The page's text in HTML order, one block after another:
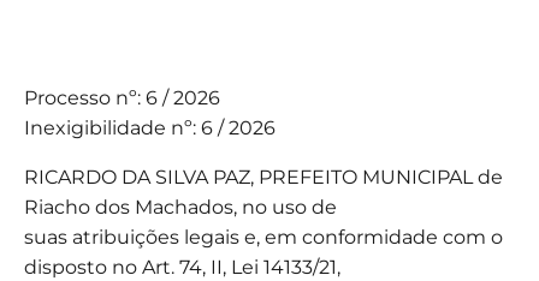
Processo nº: 6 / 2026
Inexigibilidade nº: 6 / 2026
RICARDO DA SILVA PAZ, PREFEITO MUNICIPAL de
Riacho dos Machados, no uso de
suas atribuições legais e, em conformidade com o
disposto no Art. 74, II, Lei 14133/21,